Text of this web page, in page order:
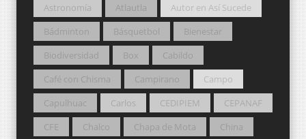
Astronomía
Atlautla
Autor en Así Sucede
Bádminton
Básquetbol
Bienestar
Biodiversidad
Box
Cabildo
Café con Chisma
Campirano
Campo
Capulhuac
Carlos CEDIPIEM
CEPANAF
CFE
Chalco Chapa de Mota
China